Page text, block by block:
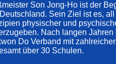
Son Jong-Ho ist der
Sein Ziel ist es,
physischer und
Nach langen
Do Verband mit
über 30 Schulen.